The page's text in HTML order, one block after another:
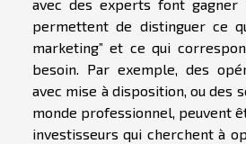
avec des experts font
permettent de distinguer ce
marketing” et ce qui
besoin. Par exemple, des
avec mise à disposition, ou des
monde professionnel, peuvent
investisseurs qui cherchent à